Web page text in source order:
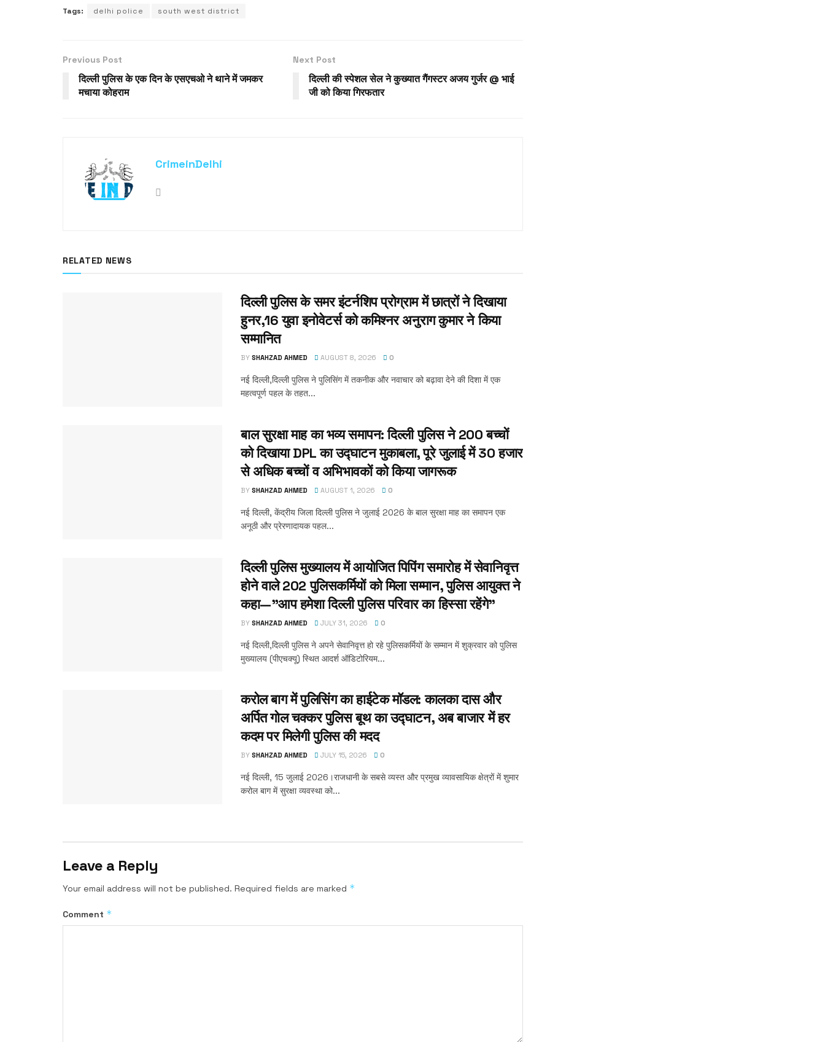
Tags: delhi police south west district
Previous Post
दिल्ली पुलिस के एक दिन के एसएचओ ने थाने में जमकर
मचाया कोहराम
Next Post
दिल्ली की स्पेशल सेल ने कुख्यात गैंगस्टर अजय गुर्जर @ भाई
जी को किया गिरफतार
CrimeinDelhi
RELATED NEWS
दिल्ली पुलिस के समर इंटर्नशिप प्रोग्राम में छात्रों ने दिखाया
हुनर,16 युवा इनोवेटर्स को कमिश्नर अनुराग कुमार ने किया
सम्मानित
BY SHAHZAD AHMED AUGUST 8, 2026 0
नई दिल्ली,दिल्ली पुलिस ने पुलिसिंग में तकनीक और नवाचार को बढ़ावा देने की दिशा में एक
महत्वपूर्ण पहल के तहत...
बाल सुरक्षा माह का भव्य समापन: दिल्ली पुलिस ने 200 बच्चों
को दिखाया DPL का उद्घाटन मुकाबला, पूरे जुलाई में 30 हजार
से अधिक बच्चों व अभिभावकों को किया जागरूक
BY SHAHZAD AHMED AUGUST 1, 2026 0
नई दिल्ली, केंद्रीय जिला दिल्ली पुलिस ने जुलाई 2026 के बाल सुरक्षा माह का समापन एक
अनूठी और प्रेरणादायक पहल...
दिल्ली पुलिस मुख्यालय में आयोजित पिपिंग समारोह में सेवानिवृत्त
होने वाले 202 पुलिसकर्मियों को मिला सम्मान, पुलिस आयुक्त ने
कहा—”आप हमेशा दिल्ली पुलिस परिवार का हिस्सा रहेंगे”
BY SHAHZAD AHMED JULY 31, 2026 0
नई दिल्ली,दिल्ली पुलिस ने अपने सेवानिवृत्त हो रहे पुलिसकर्मियों के सम्मान में शुक्रवार को पुलिस
मुख्यालय (पीएचक्यू) स्थित आदर्श ऑडिटोरियम...
करोल बाग में पुलिसिंग का हाईटेक मॉडल: कालका दास और
अर्पित गोल चक्कर पुलिस बूथ का उद्घाटन, अब बाजार में हर
कदम पर मिलेगी पुलिस की मदद
BY SHAHZAD AHMED JULY 15, 2026 0
नई दिल्ली, 15 जुलाई 2026।राजधानी के सबसे व्यस्त और प्रमुख व्यावसायिक क्षेत्रों में शुमार
करोल बाग में सुरक्षा व्यवस्था को...
Leave a Reply
Your email address will not be published. Required fields are marked *
Comment *